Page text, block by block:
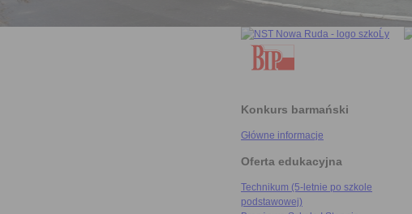
Konkurs barmański
Główne informacje
Oferta edukacyjna
Technikum (5-letnie po szkole
podstawowej)